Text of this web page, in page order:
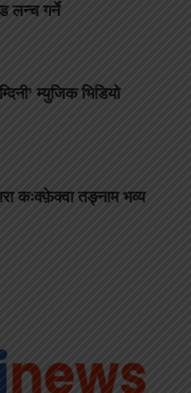
लन्च गर्ने
म्युजिक भिडियो
कःक्फ़ेक्वा तङ्नाम भव्य